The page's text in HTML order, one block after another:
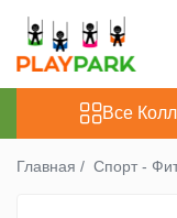
Все Коллекции
Игровые
Все
Главная / Спорт -